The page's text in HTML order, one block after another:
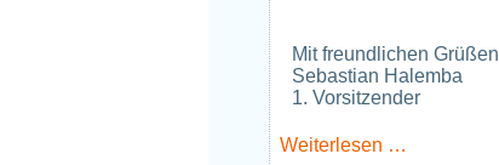
Mit freundlichen Grüßen
Sebastian Halemba
1. Vorsitzender
Weiterlesen …